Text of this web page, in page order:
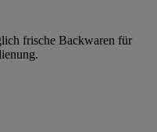
frische Backwaren für